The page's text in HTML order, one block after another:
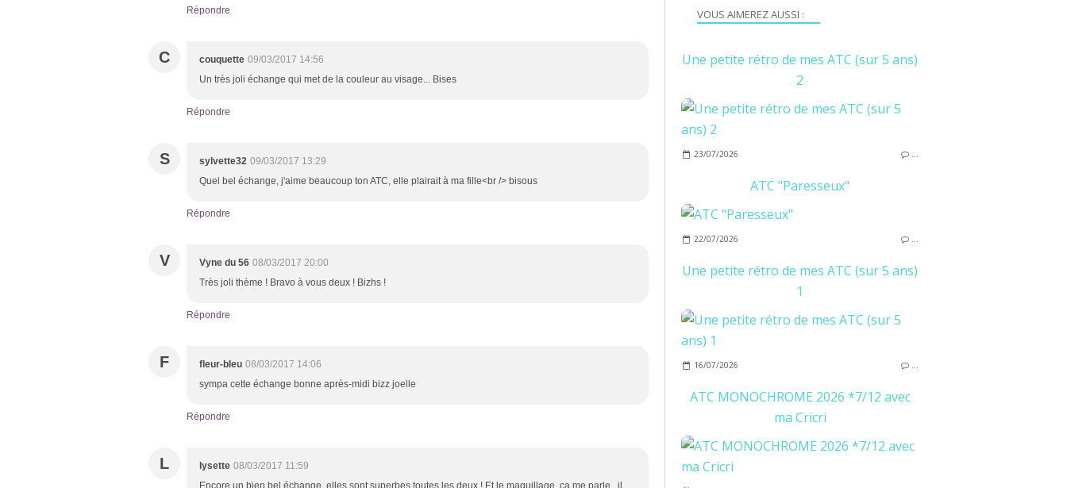
Répondre
C couquette 09/03/2017 14:56
Un très joli échange qui met de la couleur au visage... Bises
Répondre
S sylvette32 09/03/2017 13:29
Quel bel échange, j'aime beaucoup ton ATC, elle plairait à ma fille<br /> bisous
Répondre
V Vyne du 56 08/03/2017 20:00
Très joli thème ! Bravo à vous deux ! Bizhs !
Répondre
F fleur-bleu 08/03/2017 14:06
sympa cette échange bonne après-midi bizz joelle
Répondre
L lysette 08/03/2017 11:59
Encore un bien bel échange, elles sont superbes toutes les deux ! Et le maquillage, ça me parle , il
VOUS AIMEREZ AUSSI :
Une petite rétro de mes ATC (sur 5 ans)
2
23/07/2026 …
ATC "Paresseux"
22/07/2026 …
Une petite rétro de mes ATC (sur 5 ans)
1
16/07/2026 …
ATC MONOCHROME 2026 *7/12 avec
ma Cricri